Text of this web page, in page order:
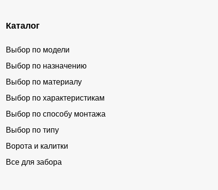
Каталог
Выбор по модели
Выбор по назначению
Выбор по материалу
Выбор по характеристикам
Выбор по способу монтажа
Выбор по типу
Ворота и калитки
Все для забора